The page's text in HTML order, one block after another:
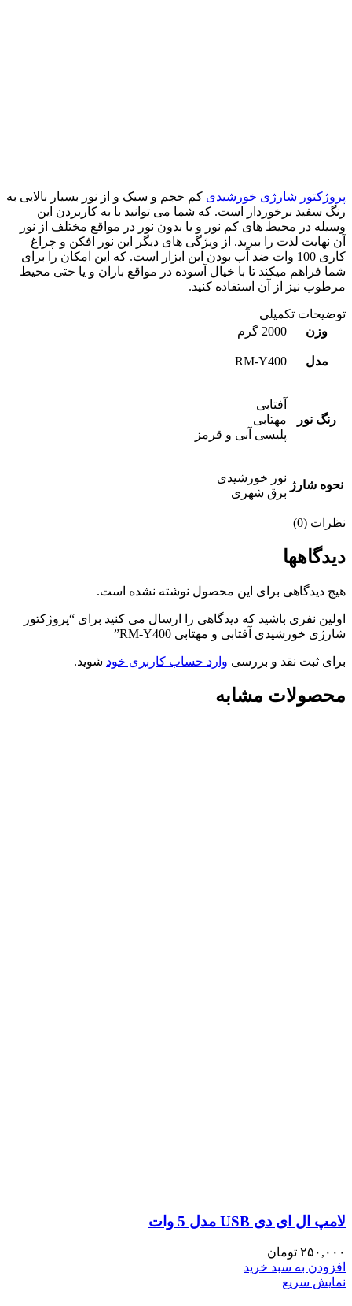
پروژکتور شارژی خورشیدی کم حجم و سبک و از نور بسیار بالایی به
رنگ سفید برخوردار است. که شما می توانید با به کاربردن این
وسیله در محیط های کم نور و یا بدون نور در مواقع مختلف از نور
آن نهایت لذت را ببرید. از ویژگی های دیگر این نور افکن و چراغ
کاری 100 وات ضد آب بودن این ابزار است. که این امکان را برای
شما فراهم میکند تا با خیال آسوده در مواقع باران و یا حتی محیط
مرطوب نیز از آن استفاده کنید.
توضیحات تکمیلی
وزن
2000 گرم
مدل RM-Y400
رنگ نور
آفتابی
مهتابی
پلیسی آبی و قرمز
نحوه شارژ
نور خورشیدی
برق شهری
نظرات (0)
دیدگاهها
هیچ دیدگاهی برای این محصول نوشته نشده است.
اولین نفری باشید که دیدگاهی را ارسال می کنید برای “پروژکتور
شارژی خورشیدی آفتابی و مهتابی RM-Y400”
برای ثبت نقد و بررسی وارد حساب کاربری خود شوید.
محصولات مشابه
لامپ ال ای دی USB مدل 5 وات
۲۵۰,۰۰۰ تومان
افزودن به سبد خرید
نمایش سریع